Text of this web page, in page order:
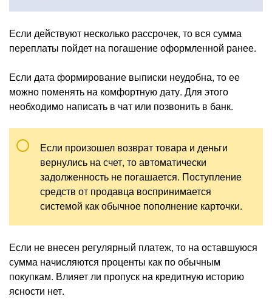
Если действуют несколько рассрочек, то вся сумма
переплаты пойдет на погашение оформленной ранее.
Если дата формирование выписки неудобна, то ее
можно поменять на комфортную дату. Для этого
необходимо написать в чат или позвонить в банк.
Если произошел возврат товара и деньги
вернулись на счет, то автоматически
задолженность не погашается. Поступление
средств от продавца воспринимается
системой как обычное пополнение карточки.
Если не внесен регулярный платеж, то на оставшуюся
сумма начисляются проценты как по обычным
покупкам. Влияет ли пропуск на кредитную историю
ясности нет.